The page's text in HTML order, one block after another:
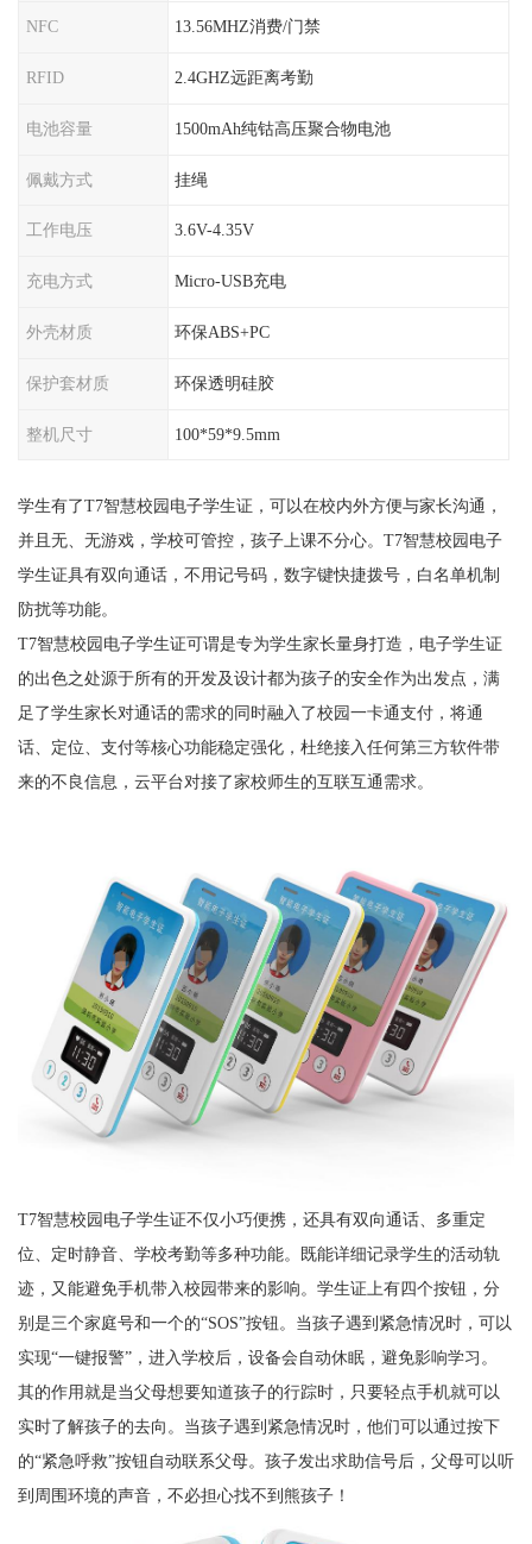
NFC 13.56MHZ消费/门禁
RFID 2.4GHZ远距离考勤
电池容量 1500mAh纯钴高压聚合物电池
佩戴方式 挂绳
工作电压 3.6V-4.35V
充电方式 Micro-USB充电
外壳材质 环保ABS+PC
保护套材质 环保透明硅胶
整机尺寸 100*59*9.5mm
学生有了T7智慧校园电子学生证，可以在校内外方便与家长沟通，
并且无、无游戏，学校可管控，孩子上课不分心。T7智慧校园电子
学生证具有双向通话，不用记号码，数字键快捷拨号，白名单机制
防扰等功能。
T7智慧校园电子学生证可谓是专为学生家长量身打造，电子学生证
的出色之处源于所有的开发及设计都为孩子的安全作为出发点，满
足了学生家长对通话的需求的同时融入了校园一卡通支付，将通
话、定位、支付等核心功能稳定强化，杜绝接入任何第三方软件带
来的不良信息，云平台对接了家校师生的互联互通需求。
T7智慧校园电子学生证不仅小巧便携，还具有双向通话、多重定
位、定时静音、学校考勤等多种功能。既能详细记录学生的活动轨
迹，又能避免手机带入校园带来的影响。学生证上有四个按钮，分
别是三个家庭号和一个的“SOS”按钮。当孩子遇到紧急情况时，可以
实现“一键报警”，进入学校后，设备会自动休眠，避免影响学习。
其的作用就是当父母想要知道孩子的行踪时，只要轻点手机就可以
实时了解孩子的去向。当孩子遇到紧急情况时，他们可以通过按下
的“紧急呼救”按钮自动联系父母。孩子发出求助信号后，父母可以听
到周围环境的声音，不必担心找不到熊孩子！